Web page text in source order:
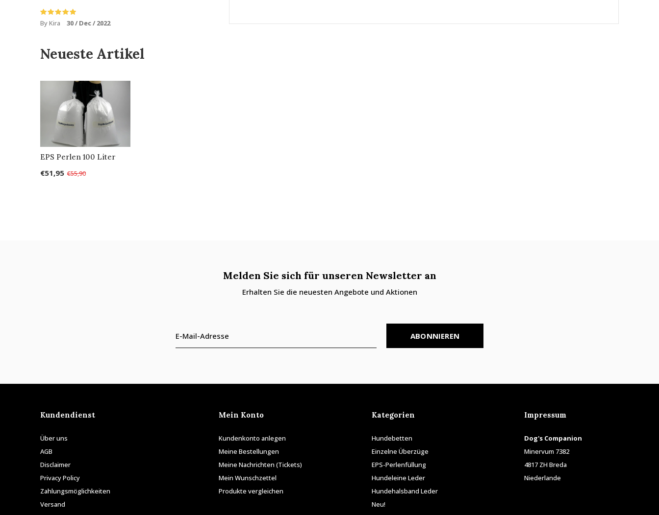
By Kira 30 / Dec / 2022
Neueste Artikel
EPS Perlen 100 Liter
€51,95 €55,90
Melden Sie sich für unseren Newsletter an
Erhalten Sie die neuesten Angebote und Aktionen
ABONNIEREN
Kundendienst
Über uns
AGB
Disclaimer
Privacy Policy
Zahlungsmöglichkeiten
Versand
Mein Konto
Kundenkonto anlegen
Meine Bestellungen
Meine Nachrichten (Tickets)
Mein Wunschzettel
Produkte vergleichen
Kategorien
Hundebetten
Einzelne Überzüge
EPS-Perlenfüllung
Hundeleine Leder
Hundehalsband Leder
Neu!
Impressum
Dog's Companion
Minervum 7382
4817 ZH Breda
Niederlande